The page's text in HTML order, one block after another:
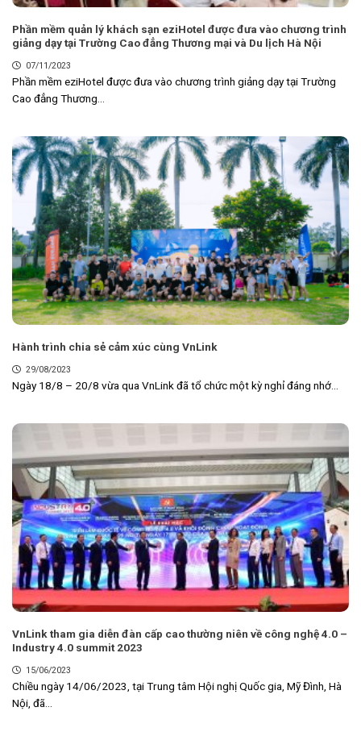
Phần mềm quản lý khách sạn eziHotel được đưa vào chương trình
giảng dạy tại Trường Cao đẳng Thương mại và Du lịch Hà Nội
07/11/2023
Phần mềm eziHotel được đưa vào chương trình giảng dạy tại Trường
Cao đẳng Thương...
Hành trình chia sẻ cảm xúc cùng VnLink
29/08/2023
Ngày 18/8 – 20/8 vừa qua VnLink đã tổ chức một kỳ nghỉ đáng nhớ...
VnLink tham gia diễn đàn cấp cao thường niên về công nghệ 4.0 –
Industry 4.0 summit 2023
15/06/2023
Chiều ngày 14/06/2023, tại Trung tâm Hội nghị Quốc gia, Mỹ Đình, Hà
Nội, đã...